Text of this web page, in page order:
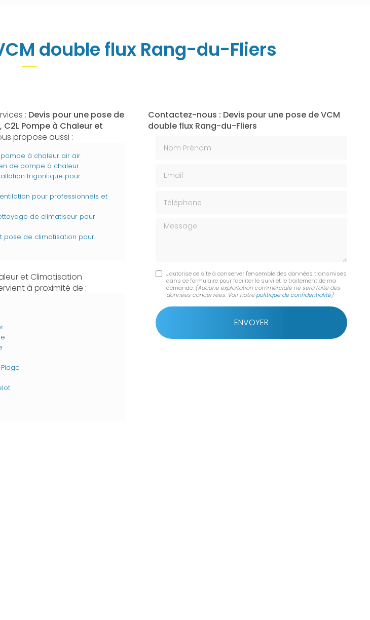
double flux Rang-du-Fliers
: Devis pour une pose de
C2L Pompe à Chaleur et
propose aussi :
à chaleur air air
de pompe à chaleur
frigorifique pour
pour professionnels et
de climatiseur pour
pose de climatisation pour
et Climatisation
à proximité de :
Contactez-nous : Devis pour une pose de VCM
double flux Rang-du-Fliers
Message
J'autorise ce site à conserver l'ensemble des données transmises
dans ce formulaire pour faciliter le suivi et le traitement de ma
demande. (Aucune exploitation commerciale ne sera faite des
données concervées. Voir notre politique de confidentialité)